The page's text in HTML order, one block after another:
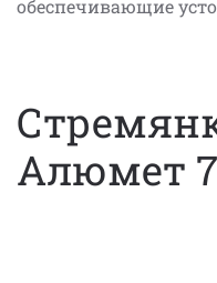
обеспечивающие
Алюмет